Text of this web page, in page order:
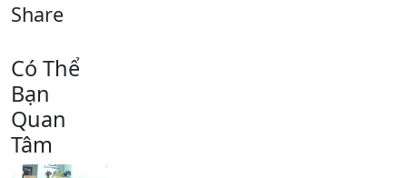
Share
Có Thể
Bạn
Quan
Tâm